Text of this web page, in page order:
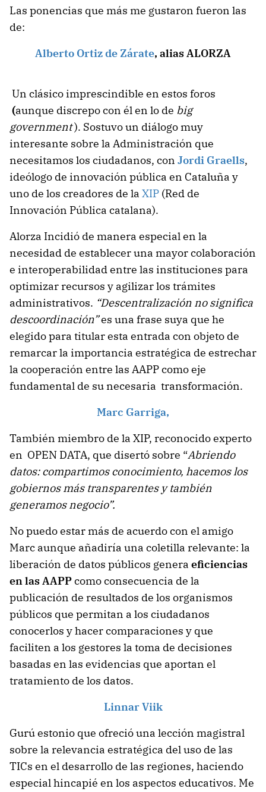
Las ponencias que más me gustaron fueron las
de:
Alberto Ortiz de Zárate, alias ALORZA
Un clásico imprescindible en estos foros
(aunque discrepo con él en lo de big
government). Sostuvo un diálogo muy
interesante sobre la Administración que
necesitamos los ciudadanos, con Jordi Graells,
ideólogo de innovación pública en Cataluña y
uno de los creadores de la XIP (Red de
Innovación Pública catalana).
Alorza Incidió de manera especial en la
necesidad de establecer una mayor colaboración
e interoperabilidad entre las instituciones para
optimizar recursos y agilizar los trámites
administrativos. “Descentralización no significa
descoordinación”es una frase suya que he
elegido para titular esta entrada con objeto de
remarcar la importancia estratégica de estrechar
la cooperación entre las AAPP como eje
fundamental de su necesaria transformación.
Marc Garriga,
También miembro de la XIP, reconocido experto
en OPEN DATA, que disertó sobre “Abriendo
datos: compartimos conocimiento, hacemos los
gobiernos más transparentes y también
generamos negocio”.
No puedo estar más de acuerdo con el amigo
Marc aunque añadiría una coletilla relevante: la
liberación de datos públicos genera eficiencias
en las AAPPcomo consecuencia de la
publicación de resultados de los organismos
públicos que permitan a los ciudadanos
conocerlos y hacer comparaciones y que
faciliten a los gestores la toma de decisiones
basadas en las evidencias que aportan el
tratamiento de los datos.
Linnar Viik
Gurú estonio que ofreció una lección magistral
sobre la relevancia estratégica del uso de las
TICs en el desarrollo de las regiones, haciendo
especial hincapié en los aspectos educativos. Me